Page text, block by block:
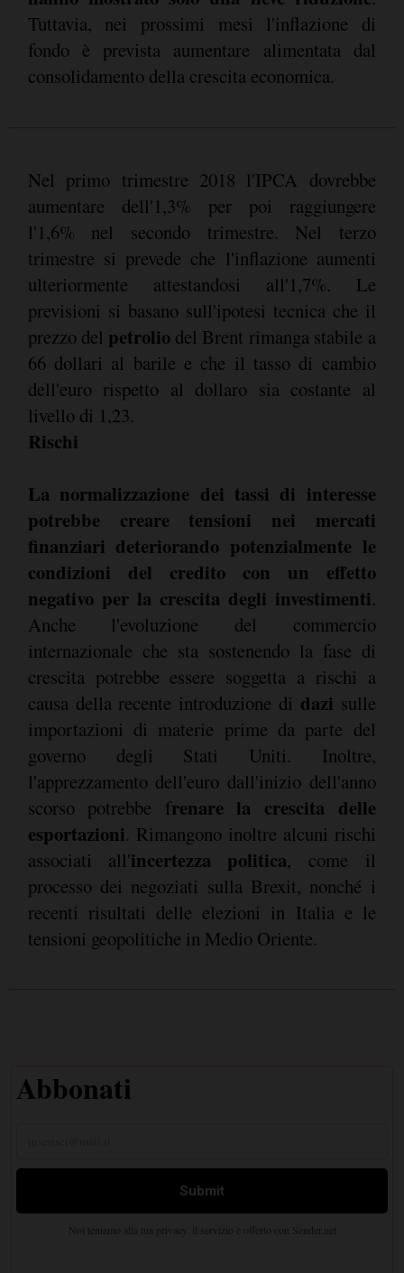
Tuttavia, nei prossimi mesi l'inflazione di
fondo è prevista aumentare alimentata dal
consolidamento della crescita economica.
Nel primo trimestre 2018 l'IPCA dovrebbe
aumentare dell'1,3% per poi raggiungere
l'1,6% nel secondo trimestre. Nel terzo
trimestre si prevede che l'inflazione aumenti
ulteriormente attestandosi all'1,7%. Le
previsioni si basano sull'ipotesi tecnica che il
prezzo del petrolio del Brent rimanga stabile a
66 dollari al barile e che il tasso di cambio
dell'euro rispetto al dollaro sia costante al
livello di 1,23.
Rischi
La normalizzazione dei tassi di interesse
potrebbe creare tensioni nei mercati
finanziari deteriorando potenzialmente le
condizioni del credito con un effetto
negativo per la crescita degli investimenti.
Anche l'evoluzione del commercio
internazionale che sta sostenendo la fase di
crescita potrebbe essere soggetta a rischi a
causa della recente introduzione di dazi sulle
importazioni di materie prime da parte del
governo degli Stati Uniti. Inoltre,
l'apprezzamento dell'euro dall'inizio dell'anno
scorso potrebbe frenare la crescita delle
esportazioni. Rimangono inoltre alcuni rischi
associati all'incertezza politica, come il
processo dei negoziati sulla Brexit, nonché i
recenti risultati delle elezioni in Italia e le
tensioni geopolitiche in Medio Oriente.